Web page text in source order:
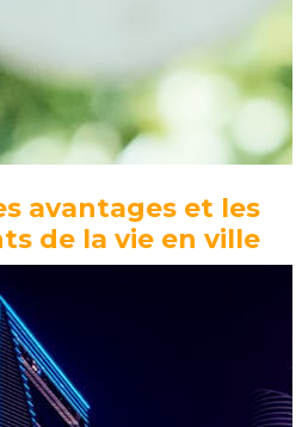
avantages et les
de la vie en ville